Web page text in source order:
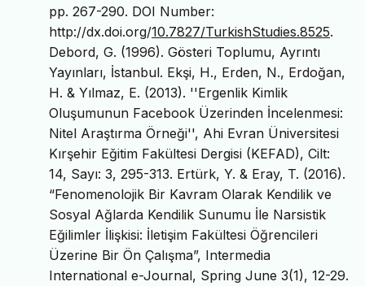
pp. 267-290. DOI Number:
http://dx.doi.org/10.7827/TurkishStudies.8525.
Debord, G. (1996). Gösteri Toplumu, Ayrıntı
Yayınları, İstanbul. Ekşi, H., Erden, N., Erdoğan,
H. & Yılmaz, E. (2013). ''Ergenlik Kimlik
Oluşumunun Facebook Üzerinden İncelenmesi:
Nitel Araştırma Örneği'', Ahi Evran Üniversitesi
Kırşehir Eğitim Fakültesi Dergisi (KEFAD), Cilt:
14, Sayı: 3, 295-313. Ertürk, Y. & Eray, T. (2016).
“Fenomenolojik Bir Kavram Olarak Kendilik ve
Sosyal Ağlarda Kendilik Sunumu İle Narsistik
Eğilimler İlişkisi: İletişim Fakültesi Öğrencileri
Üzerine Bir Ön Çalışma”, Intermedia
International e-Journal, Spring June 3(1), 12-29.